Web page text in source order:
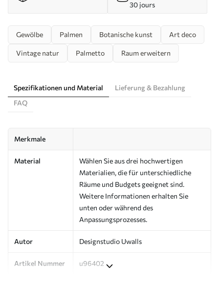
30 jours
Gewölbe Palmen Botanische kunst Art deco
Vintage natur Palmetto Raum erweitern
Spezifikationen und Material
Lieferung & Bezahlung
FAQ
Merkmale
Material
Wählen Sie aus drei hochwertigen
Materialien, die für unterschiedliche
Räume und Budgets geeignet sind.
Weitere Informationen erhalten Sie
unten oder während des
Anpassungsprozesses.
Autor Designstudio Uwalls
Artikel Nummer u96402